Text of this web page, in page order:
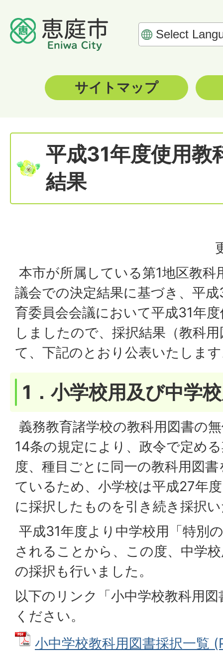
サイトマップ
平成31年度使用教
結果
本市が所属している第1地区教科
議会での決定結果に基づき、平
育委員会会議において平成31年
しましたので、採択結果（教科
て、下記のとおり公表いたしま
1．小学校用及び中学
義務教育諸学校の教科用図書の
14条の規定により、政令で定め
度、種目ごとに同一の教科用図
ているため、小学校は平成27年
に採択したものを引き続き採択
平成31年度より中学校用「特別
されることから、この度、中学
の採択も行いました。
以下のリンク「小中学校教科用
ください。
小中学校教科用図書採択一覧